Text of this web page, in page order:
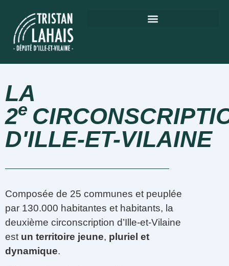
LA
2e
D'ILLE-ET-VILAINE
Composée de 25 communes et peuplée
par 130.000 habitantes et habitants, la
deuxième circonscription d’Ille-et-Vilaine
est un territoire jeune, pluriel et
dynamique.